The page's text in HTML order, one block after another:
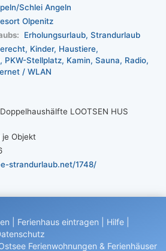
Schlei Angeln
Olpenitz
Erholungsurlaub Strandurlaub
Kinder Haustiere
PKW-Stellplatz Kamin Sauna
Radio
/ WLAN
LOOTSEN HUS
je Objekt
strandurlaub.net/1748/
Ferienhaus eintragen Hilfe
Ferienwohnungen & Ferienhäuser